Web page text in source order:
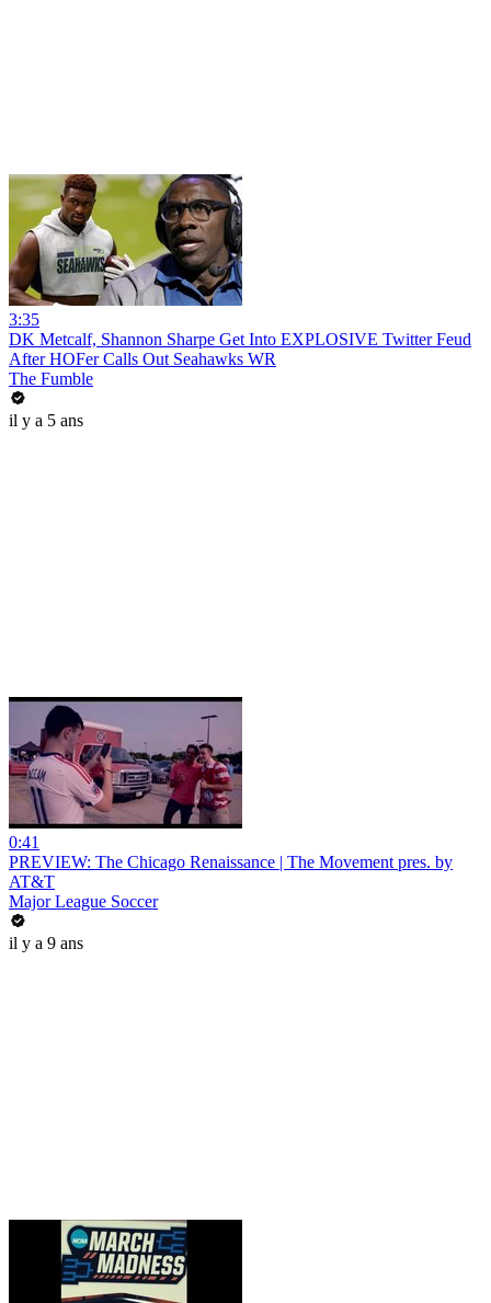
3:35
DK Metcalf, Shannon Sharpe Get Into EXPLOSIVE Twitter Feud
After HOFer Calls Out Seahawks WR
The Fumble
il y a 5 ans
0:41
PREVIEW: The Chicago Renaissance | The Movement pres. by
AT&T
Major League Soccer
il y a 9 ans